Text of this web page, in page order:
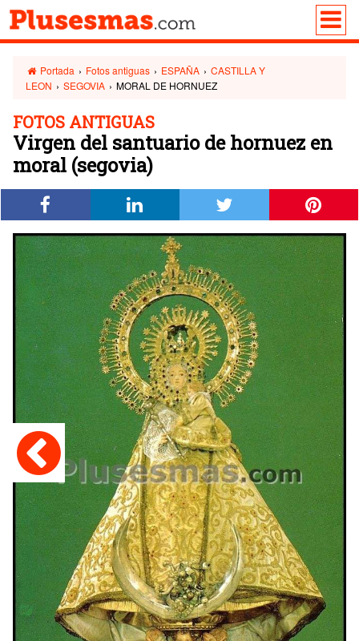
Portada › Fotos antiguas › ESPAÑA › CASTILLA Y
LEON › SEGOVIA › MORAL DE HORNUEZ
FOTOS ANTIGUAS
Virgen del santuario de hornuez en
moral (segovia)